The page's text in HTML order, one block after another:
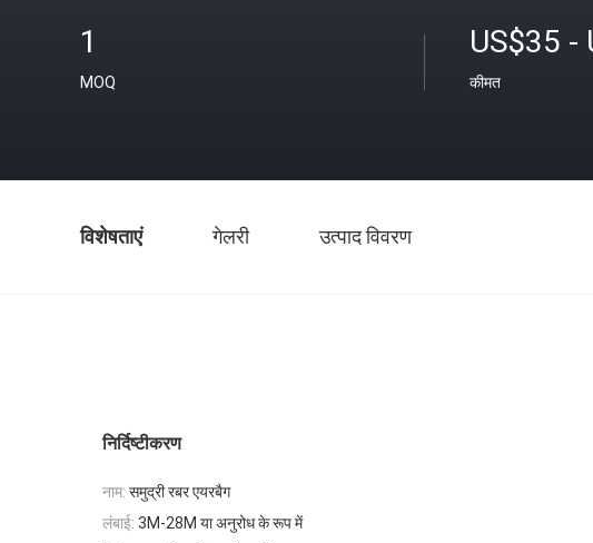
1
MOQ
US$35 -
कीमत
विशेषताएं गेलरी उत्पाद विवरण
निर्दिष्टीकरण
नाम: समुद्री रबर एयरबैग
लंबाई: 3M-28M या अनुरोध के रूप में